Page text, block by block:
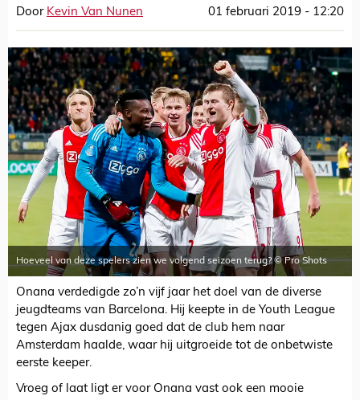
Door Kevin Van Nunen 01 februari 2019 - 12:20
Hoeveel van deze spelers zien we volgend seizoen terug? © Pro Shots
Onana verdedigde zo’n vijf jaar het doel van de diverse
jeugdteams van Barcelona. Hij keepte in de Youth League
tegen Ajax dusdanig goed dat de club hem naar
Amsterdam haalde, waar hij uitgroeide tot de onbetwiste
eerste keeper.
Vroeg of laat ligt er voor Onana vast ook een mooie